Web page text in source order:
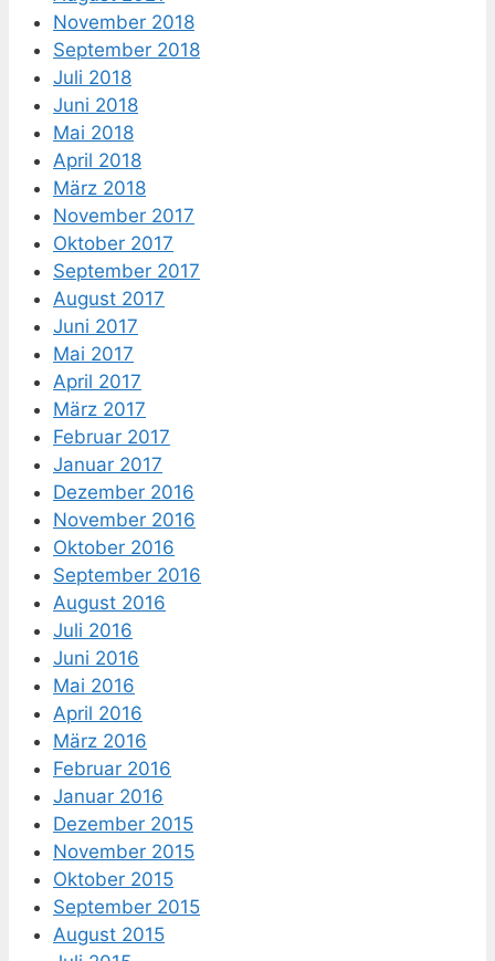
November 2018
September 2018
Juli 2018
Juni 2018
Mai 2018
April 2018
März 2018
November 2017
Oktober 2017
September 2017
August 2017
Juni 2017
Mai 2017
April 2017
März 2017
Februar 2017
Januar 2017
Dezember 2016
November 2016
Oktober 2016
September 2016
August 2016
Juli 2016
Juni 2016
Mai 2016
April 2016
März 2016
Februar 2016
Januar 2016
Dezember 2015
November 2015
Oktober 2015
September 2015
August 2015